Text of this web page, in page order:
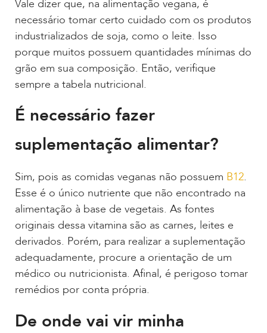
Vale dizer que, na alimentação vegana, é
necessário tomar certo cuidado com os produtos
industrializados de soja, como o leite. Isso
porque muitos possuem quantidades mínimas do
grão em sua composição. Então, verifique
sempre a tabela nutricional.
É necessário fazer
suplementação alimentar?
Sim, pois as comidas veganas não possuem B12.
Esse é o único nutriente que não encontrado na
alimentação à base de vegetais. As fontes
originais dessa vitamina são as carnes, leites e
derivados. Porém, para realizar a suplementação
adequadamente, procure a orientação de um
médico ou nutricionista. Afinal, é perigoso tomar
remédios por conta própria.
De onde vai vir minha